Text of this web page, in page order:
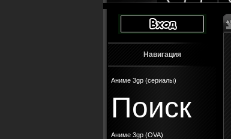
Навигация
Аниме 3gp (сериалы)
Поиск
Аниме 3gp (OVA)